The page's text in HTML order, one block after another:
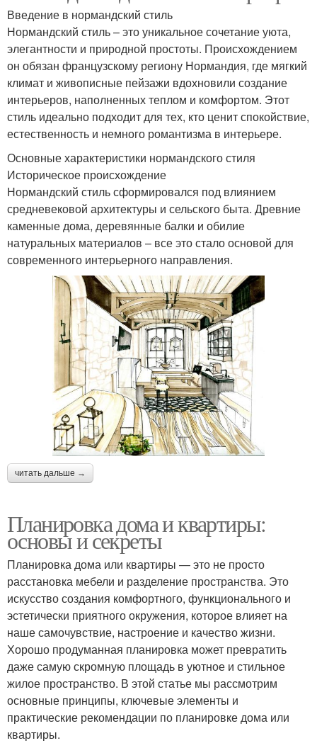
Введение в нормандский стиль
Нормандский стиль – это уникальное сочетание уюта,
элегантности и природной простоты. Происхождением
он обязан французскому региону Нормандия, где мягкий
климат и живописные пейзажи вдохновили создание
интерьеров, наполненных теплом и комфортом. Этот
стиль идеально подходит для тех, кто ценит спокойствие,
естественность и немного романтизма в интерьере.
Основные характеристики нормандского стиля
Историческое происхождение
Нормандский стиль сформировался под влиянием
средневековой архитектуры и сельского быта. Древние
каменные дома, деревянные балки и обилие
натуральных материалов – все это стало основой для
современного интерьерного направления.
читать дальше →
Планировка дома и квартиры:
основы и секреты
Планировка дома или квартиры — это не просто
расстановка мебели и разделение пространства. Это
искусство создания комфортного, функционального и
эстетически приятного окружения, которое влияет на
наше самочувствие, настроение и качество жизни.
Хорошо продуманная планировка может превратить
даже самую скромную площадь в уютное и стильное
жилое пространство. В этой статье мы рассмотрим
основные принципы, ключевые элементы и
практические рекомендации по планировке дома или
квартиры.